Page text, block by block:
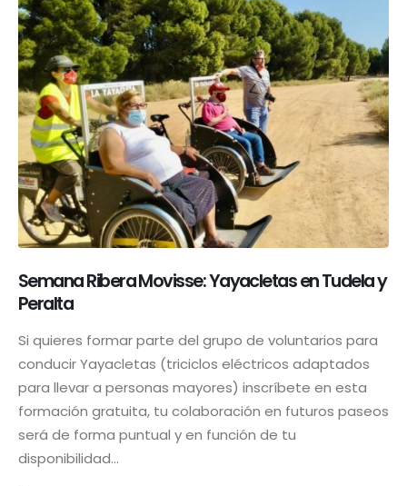
Semana Ribera Movisse: Yayacletas en Tudela y
Peralta
Si quieres formar parte del grupo de voluntarios para
conducir Yayacletas (triciclos eléctricos adaptados
para llevar a personas mayores) inscríbete en esta
formación gratuita, tu colaboración en futuros paseos
será de forma puntual y en función de tu
disponibilidad...